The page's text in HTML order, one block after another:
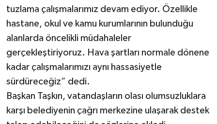
tuzlama çalışmalarımız devam ediyor. Özellikle
hastane, okul ve kamu kurumlarının bulunduğu
alanlarda öncelikli müdahaleler
gerçekleştiriyoruz. Hava şartları normale dönene
kadar çalışmalarımızı aynı hassasiyetle
sürdüreceğiz” dedi.
Başkan Taşkın, vatandaşların olası olumsuzluklara
karşı belediyenin çağrı merkezine ulaşarak destek